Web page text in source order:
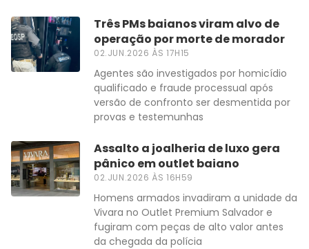
Três PMs baianos viram alvo de
operação por morte de morador
02.JUN.2026 ÀS 17H15
Agentes são investigados por homicídio
qualificado e fraude processual após
versão de confronto ser desmentida por
provas e testemunhas
Assalto a joalheria de luxo gera
pânico em outlet baiano
02.JUN.2026 ÀS 16H59
Homens armados invadiram a unidade da
Vivara no Outlet Premium Salvador e
fugiram com peças de alto valor antes
da chegada da polícia